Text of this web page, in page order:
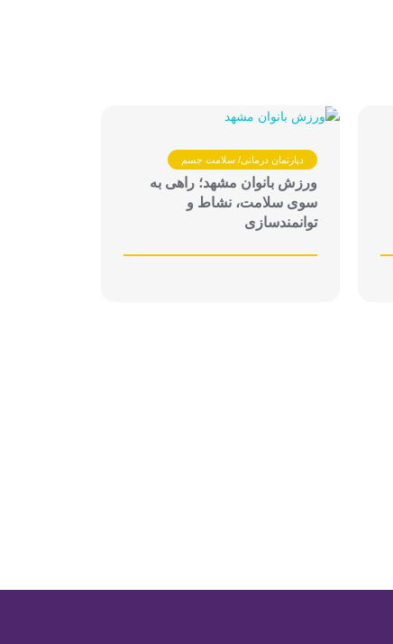
دپارتمان درمانی/ سلامت جسم
ورزش بانوان مشهد؛ راهی به
سوی سلامت، نشاط و
توانمندسازی